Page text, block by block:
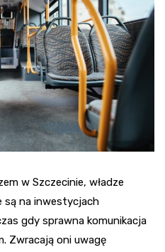
w Szczecinie, władze
są na inwestycjach
gdy sprawna komunikacja
Zwracają oni uwagę